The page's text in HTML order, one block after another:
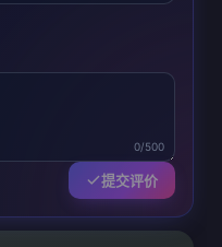
0/500
提交评价